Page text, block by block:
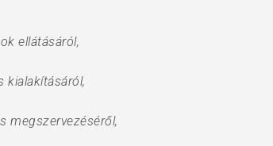
ellátásáról,
kialakításáról,
megszervezéséről,